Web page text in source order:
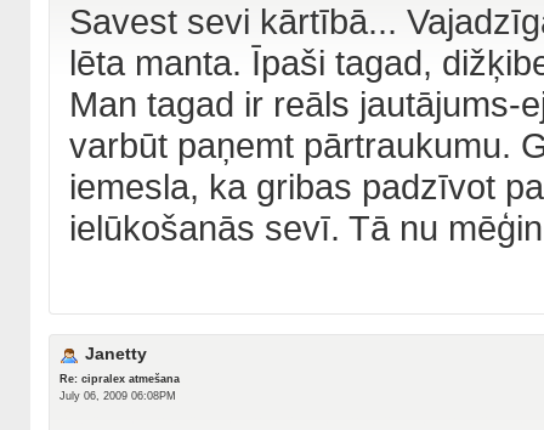
Savest sevi kārtībā...
lēta manta. Īpaši tagad,
Man tagad ir reāls jautājums-
varbūt paņemt pārtraukumu.
iemesla, ka gribas padzīvot
ielūkošanās sevī. Tā nu
Janetty
Re: cipralex atmešana
July 06, 2009 06:08PM